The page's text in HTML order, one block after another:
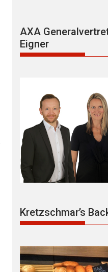
AXA
Eigner
Kretzschmar’s